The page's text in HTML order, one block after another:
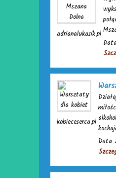
adrianalukasik.pl
kobieceserca.pl
Data